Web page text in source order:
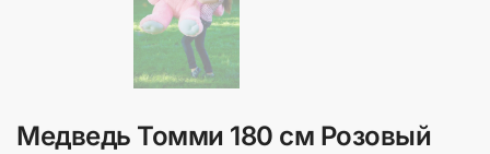
Медведь Томми 180 см Розовый